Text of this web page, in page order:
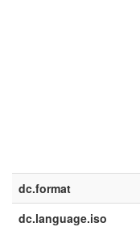
dc.format
dc.language.iso